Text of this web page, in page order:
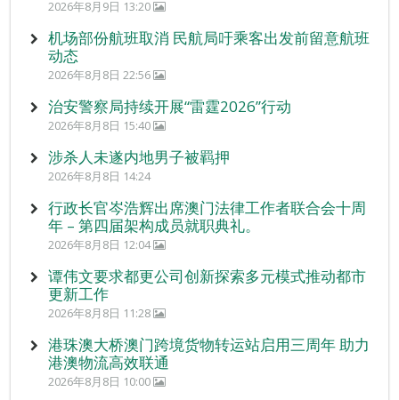
2026年8月9日 13:20
机场部份航班取消 民航局吁乘客出发前留意航班
动态
2026年8月8日 22:56
治安警察局持续开展“雷霆2026”行动
2026年8月8日 15:40
涉杀人未遂内地男子被羁押
2026年8月8日 14:24
行政长官岑浩辉出席澳门法律工作者联合会十周
年 – 第四届架构成员就职典礼。
2026年8月8日 12:04
谭伟文要求都更公司创新探索多元模式推动都市
更新工作
2026年8月8日 11:28
港珠澳大桥澳门跨境货物转运站启用三周年 助力
港澳物流高效联通
2026年8月8日 10:00